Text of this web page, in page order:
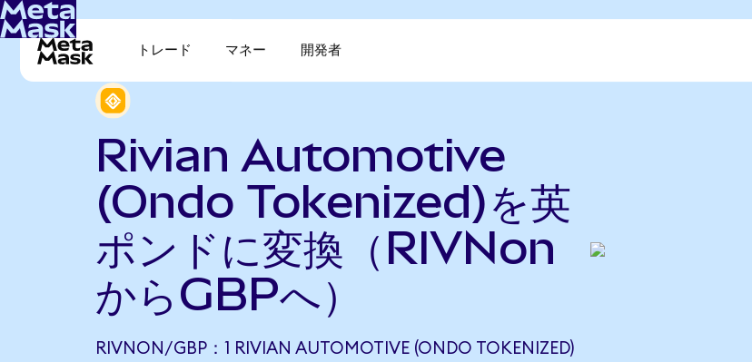
トレード マネー 開発者
Rivian Automotive
(Ondo Tokenized)を英
ポンドに変換（RIVNon
からGBPへ）
RIVNON/GBP：1 RIVIAN AUTOMOTIVE (ONDO TOKENIZED)